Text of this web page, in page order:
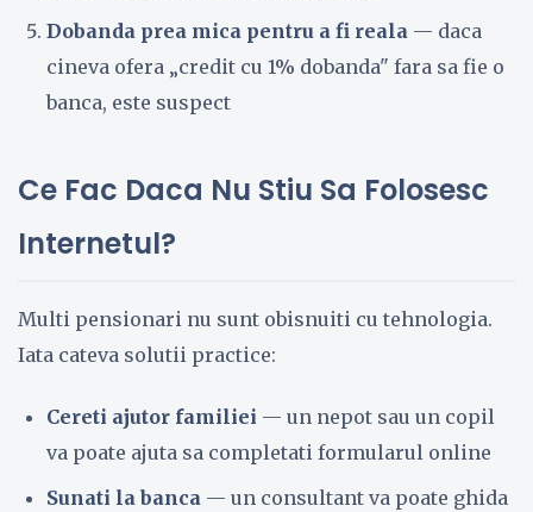
Dobanda prea mica pentru a fi reala — daca
cineva ofera „credit cu 1% dobanda" fara sa fie o
banca, este suspect
Ce Fac Daca Nu Stiu Sa Folosesc
Internetul?
Multi pensionari nu sunt obisnuiti cu tehnologia.
Iata cateva solutii practice:
Cereti ajutor familiei — un nepot sau un copil
va poate ajuta sa completati formularul online
Sunati la banca — un consultant va poate ghida